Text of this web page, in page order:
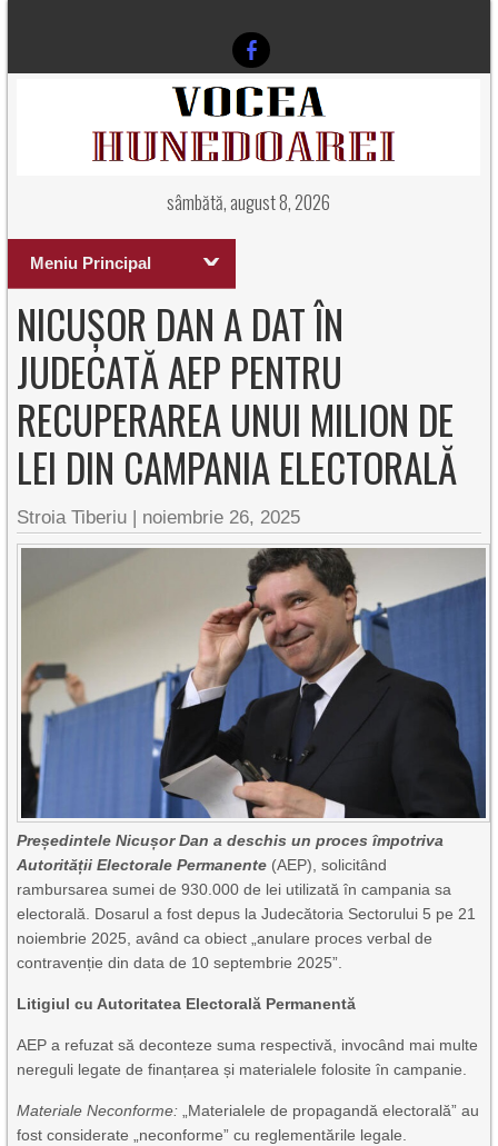
sâmbătă, august 8, 2026
Meniu Principal
NICUȘOR DAN A DAT ÎN
JUDECATĂ AEP PENTRU
RECUPERAREA UNUI MILION DE
LEI DIN CAMPANIA ELECTORALĂ
Stroia Tiberiu | noiembrie 26, 2025
Președintele Nicușor Dan a deschis un proces împotriva
Autorității Electorale Permanente (AEP), solicitând
rambursarea sumei de 930.000 de lei utilizată în campania sa
electorală. Dosarul a fost depus la Judecătoria Sectorului 5 pe 21
noiembrie 2025, având ca obiect „anulare proces verbal de
contravenție din data de 10 septembrie 2025”.
Litigiul cu Autoritatea Electorală Permanentă
AEP a refuzat să deconteze suma respectivă, invocând mai multe
nereguli legate de finanțarea și materialele folosite în campanie.
Materiale Neconforme: „Materialele de propagandă electorală” au
fost considerate „neconforme” cu reglementările legale.